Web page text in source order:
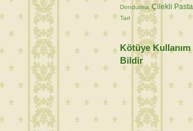
Dondurma Çilekli Pasta
Tart
Kötüye Kullanım
Bildir